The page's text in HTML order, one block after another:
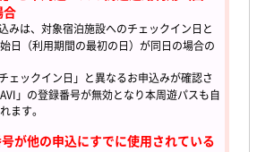
合
みは、対象宿泊施設へのチェックイン日と
日（利用期間の最初の日）が同日の場合の
ェックイン日」と異なるお申込みが確認さ
」の登録番号が無効となり本周遊パスも自
ます。
が他の申込にすでに使用されている